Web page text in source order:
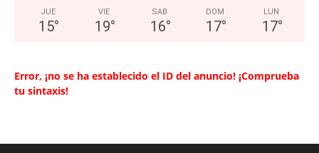
JUE
15°
VIE
19°
SAB
16°
DOM
17°
LUN
17°
Error, ¡no se ha establecido el ID del anuncio! ¡Comprueba
tu sintaxis!